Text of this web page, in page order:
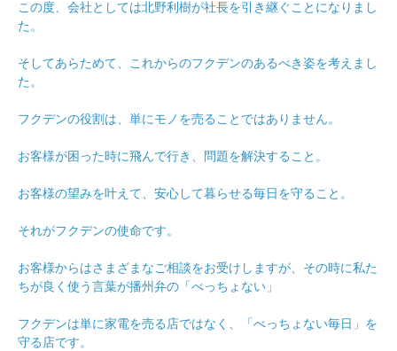
この度、会社としては北野利樹が社長を引き継ぐことになりまし
た。
そしてあらためて、これからのフクデンのあるべき姿を考えまし
た。
フクデンの役割は、単にモノを売ることではありません。
お客様が困った時に飛んで行き、問題を解決すること。
お客様の望みを叶えて、安心して暮らせる毎日を守ること。
それがフクデンの使命です。
お客様からはさまざまなご相談をお受けしますが、その時に私た
ちが良く使う言葉が播州弁の「べっちょない」
フクデンは単に家電を売る店ではなく、「べっちょない毎日」を
守る店です。